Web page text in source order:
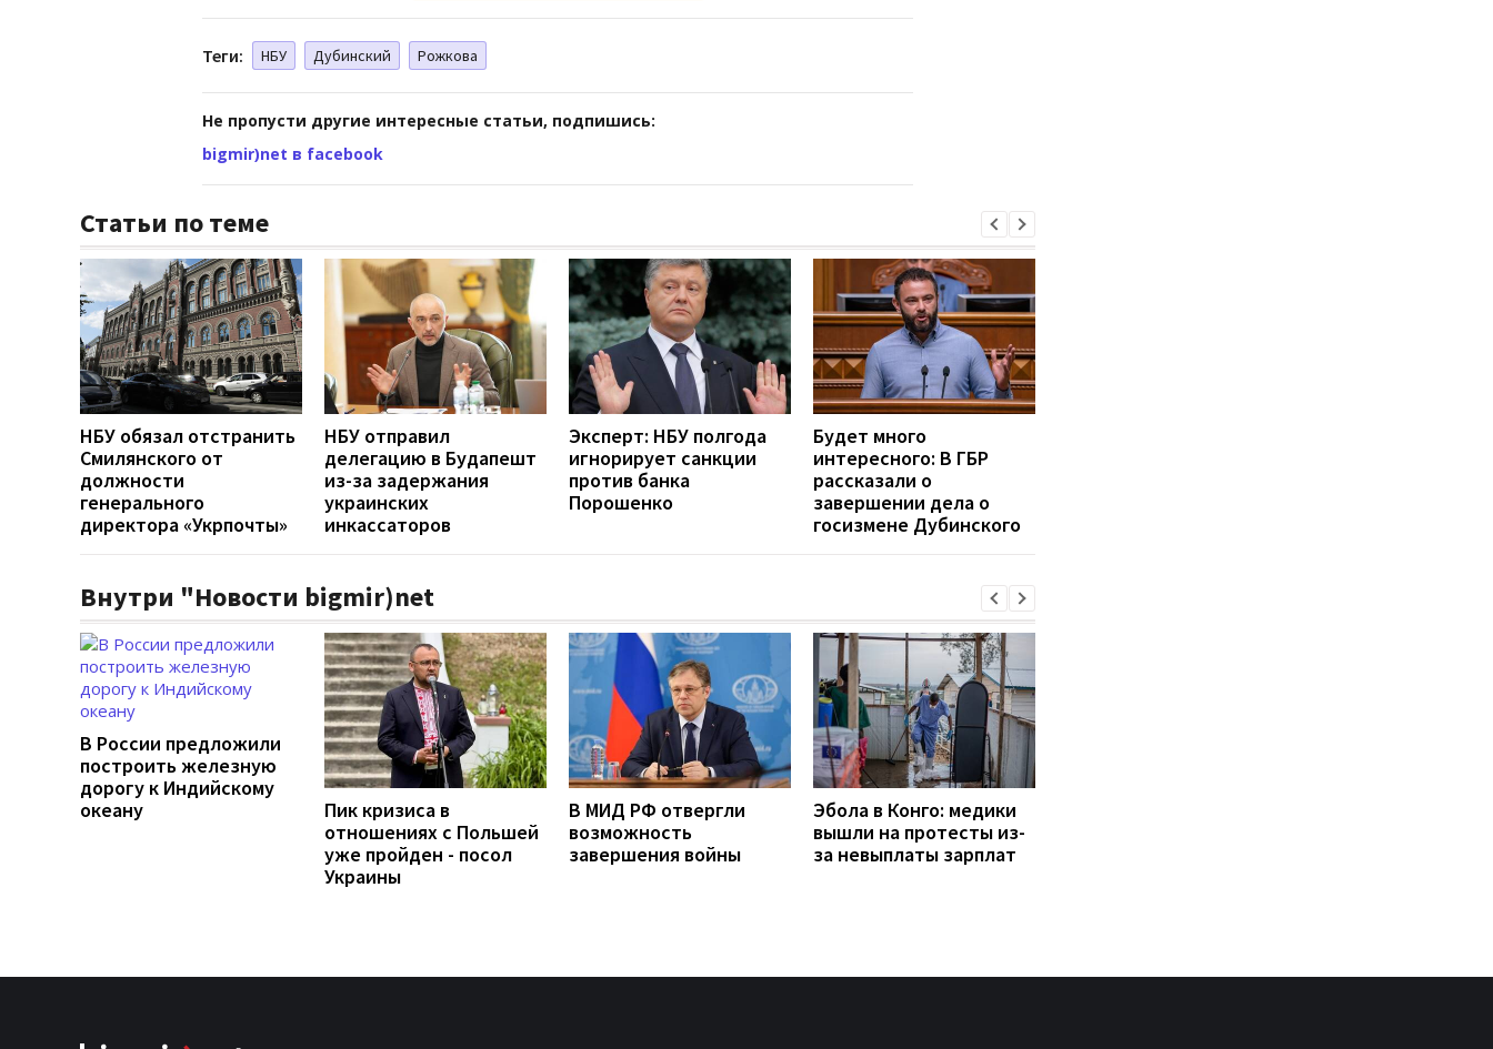
Теги: НБУ Дубинский Рожкова
Не пропусти другие интересные статьи, подпишись:
bigmir)net в facebook
Статьи по теме
НБУ обязал отстранить
Смилянского от
должности
генерального
директора «Укрпочты»
НБУ отправил
делегацию в Будапешт
из-за задержания
украинских
инкассаторов
Эксперт: НБУ полгода
игнорирует санкции
против банка
Порошенко
Будет много
интересного: В ГБР
рассказали о
завершении дела о
госизмене Дубинского
Внутри "Новости bigmir)net
В России предложили
построить железную
дорогу к Индийскому
океану
Пик кризиса в
отношениях с Польшей
уже пройден - посол
Украины
В МИД РФ отвергли
возможность
завершения войны
Эбола в Конго: медики
вышли на протесты из-
за невыплаты зарплат